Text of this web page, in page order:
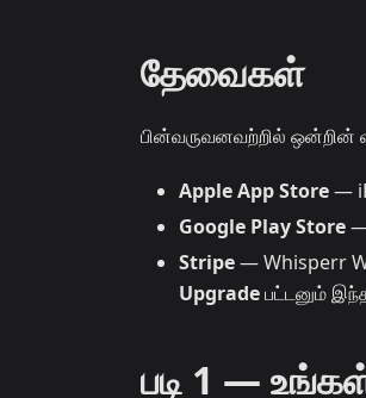
தேவைகள்
பின்வருவனவற்றில் ஒன்றின்
Apple App Store—
Google Play Store
Stripe— Whisperr
Upgradeபட்டனும்
படி 1 —